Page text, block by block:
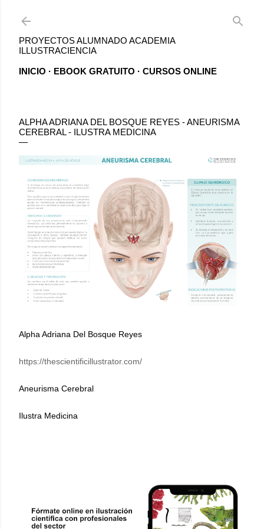
PROYECTOS ALUMNADO ACADEMIA
ILLUSTRACIENCIA
INICIO EBOOK GRATUITO CURSOS ONLINE
ALPHA ADRIANA DEL BOSQUE REYES - ANEURISMA
CEREBRAL - ILUSTRA MEDICINA
Alpha Adriana Del Bosque Reyes
https://thescientificillustrator.com/
Aneurisma Cerebral
Ilustra Medicina